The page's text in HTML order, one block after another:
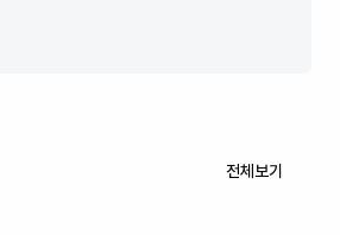
전체보기